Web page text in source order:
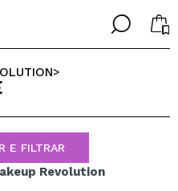
╳
conta
╳
IDIOMA
>
E FILTRAR
Revolution